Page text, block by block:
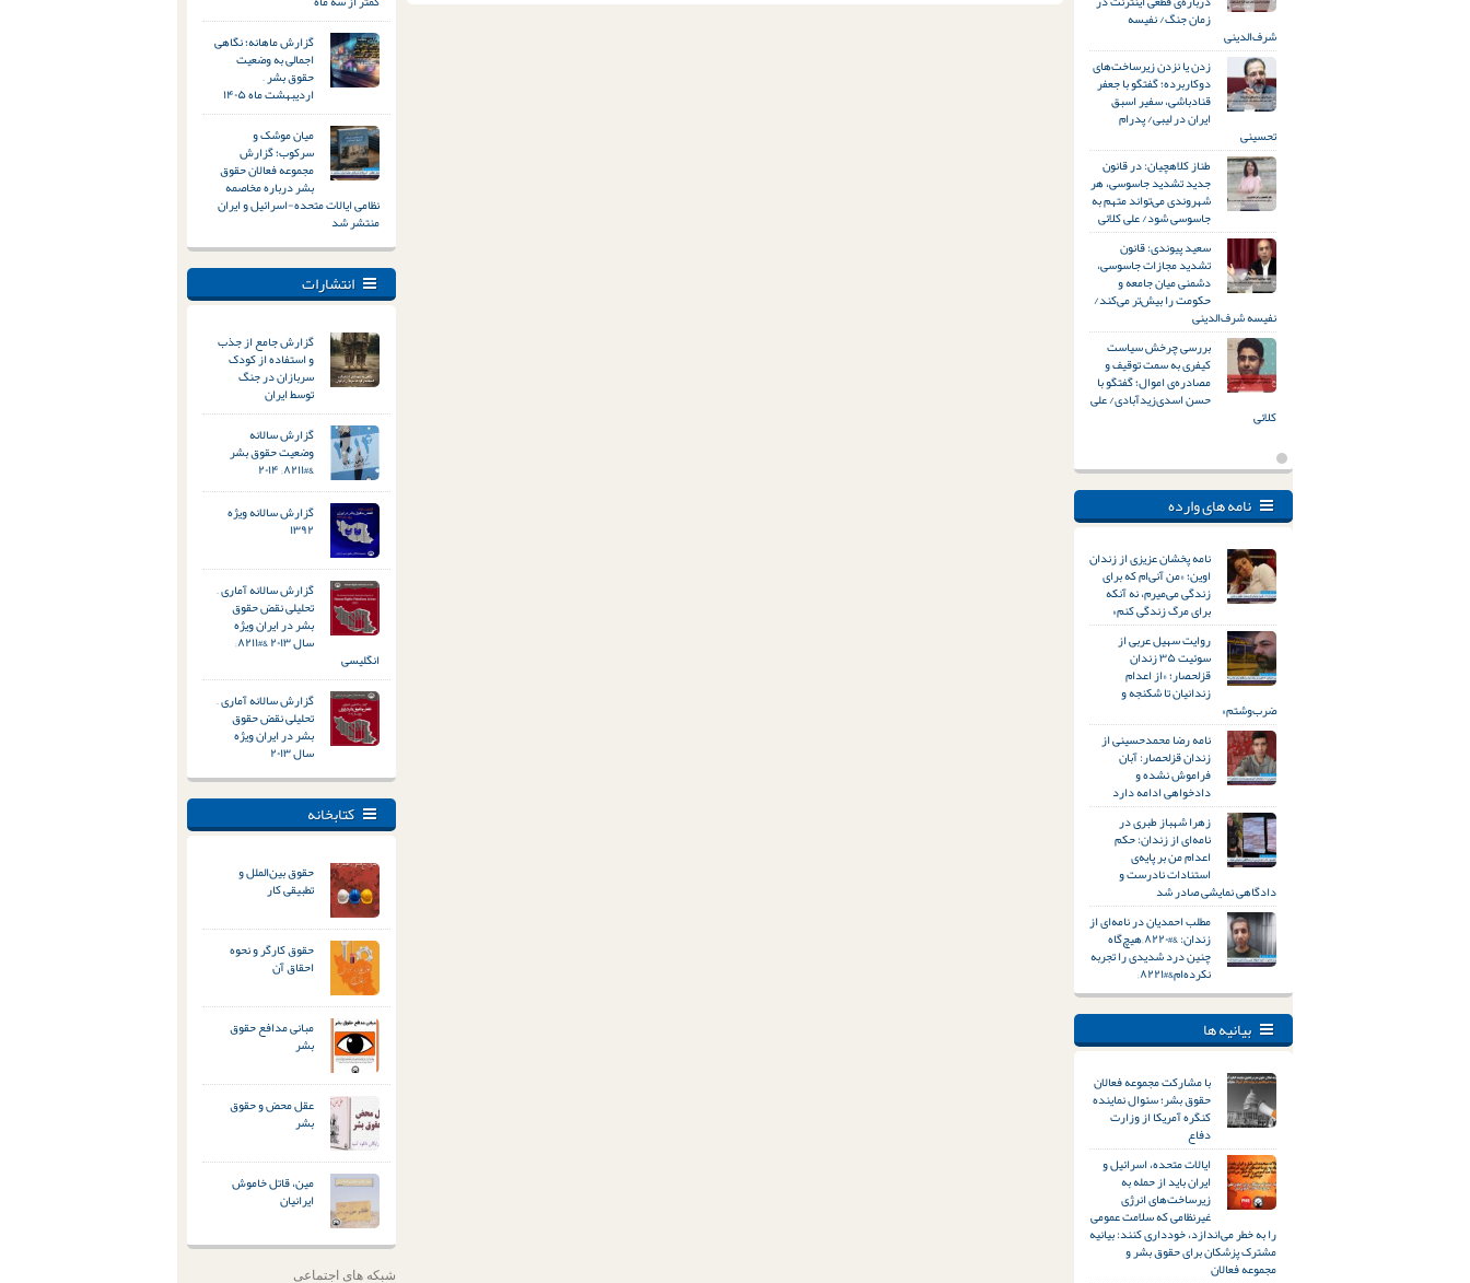
گزارش ماهانه؛ نگاهی
اجمالی به وضعیت
حقوق بشر –
اردیبهشت ماه ۱۴۰۵
میان موشک و
سرکوب؛ گزارش
مجموعه فعالان حقوق
بشر درباره مخاصمه
نظامی ایالات متحده-اسرائیل و ایران
منتشر شد
انتشارات
گزارش جامع از جذب
و استفاده از کودک
سربازان در جنگ
توسط ایران
گزارش سالانه
وضعیت حقوق بشر
&#۸۲۱۱; ۲۰۱۴
گزارش سالانه ویژه
۱۳۹۲
گزارش سالانه آماری –
تحلیلی نقض حقوق
بشر در ایران ویژه
سال ۲۰۱۳ &#۸۲۱۱;
انگلیسی
گزارش سالانه آماری –
تحلیلی نقض حقوق
بشر در ایران ویژه
سال ۲۰۱۳
کتابخانه
حقوق بین‌الملل و
تطبیقی کار
حقوق کارگر و نحوه
احقاق آن
مبانی مدافع حقوق
بشر
عقل محض و حقوق
بشر
مین، قاتل خاموش
ایرانیان
شبکه های اجتماعی
زمان جنگ/ نفیسه
شرف‌الدینی
زدن یا نزدن زیرساخت‌های
دوکاربرده؛ گفتگو با جعفر
قنادباشی، سفیر اسبق
ایران در لیبی/ پدرام
تحسینی
طناز کلاهچیان: در قانون
جدید تشدید جاسوسی، هر
شهروندی می‌تواند متهم به
جاسوسی شود/ علی کلائی
سعید پیوندی: قانون
تشدید مجازات جاسوسی،
دشمنی میان جامعه و
حکومت را بیش‌تر می‌کند/
نفیسه شرف‌الدینی
بررسی چرخش سیاست
کیفری به سمت توقیف و
مصادره‌ی اموال؛ گفتگو با
حسن اسدی‌زیدآبادی/ علی
کلائی
نامه های وارده
نامه پخشان عزیزی از زندان
اوین؛ «من آنی‌ام که برای
زندگی می‌میرم، نه آنکه
برای مرگ زندگی کنم»
روایت سهیل عربی از
سوئیت ۳۵ زندان
قزلحصار؛ «از اعدام
زندانیان تا شکنجه و
ضرب‌وشتم»
نامه رضا محمدحسینی از
زندان قزلحصار: آبان
فراموش نشده و
دادخواهی ادامه دارد
زهرا شهباز طبری در
نامه‌ای از زندان: حکم
اعدام من بر پایه‌ی
استنادات نادرست و
دادگاهی نمایشی صادر شد
مطلب احمدیان در نامه‌ای از
زندان: &#۸۲۲۰;هیچ‌گاه
چنین درد شدیدی را تجربه
نکرده‌ام&#۸۲۲۱;
بیانیه ها
با مشارکت مجموعه فعالان
حقوق بشر؛ سئوال نماینده
کنگره آمریکا از وزارت
دفاع
ایالات متحده، اسرائیل و
ایران باید از حمله به
زیرساخت‌های انرژی
غیرنظامی که سلامت عمومی
را به خطر می‌اندازد، خودداری کنند: بیانیه
مشترک پزشکان برای حقوق بشر و
مجموعه فعالان